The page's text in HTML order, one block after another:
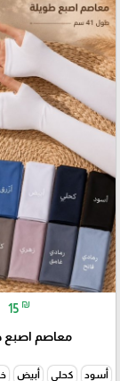
15 ₪
معاصم اصبع
أسود كحلي أبيض